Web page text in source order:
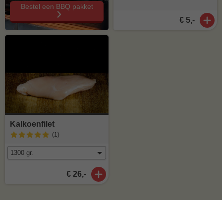
€ 5,-
Kalkoenfilet
(1 )
€ 26,-
Bestel een BBQ pakket